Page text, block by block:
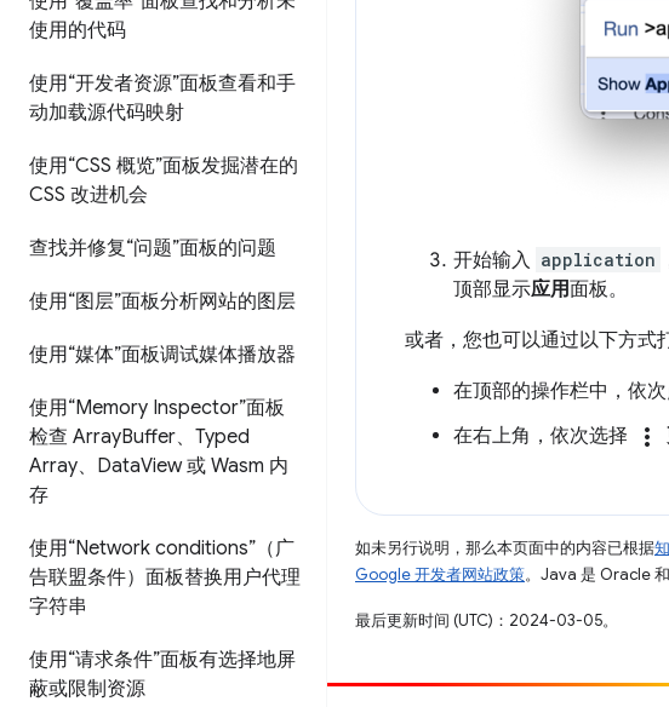
使用的代码
使用“开发者资源”面板查看和手
动加载源代码映射
使用“CSS 概览”面板发掘潜在的
CSS 改进机会
查找并修复“问题”面板的问题
使用“图层”面板分析网站的图层
使用“媒体”面板调试媒体播放器
使用“Memory Inspector”面板
检查 ArrayBuffer、Typed
Array、DataView 或 Wasm 内
存
使用“Network conditions”（广
告联盟条件）面板替换用户代理
字符串
使用“请求条件”面板有选择地屏
蔽或限制资源
开始输入 application
顶部显示应用面板。
或者，您也可以通过以下方式
在顶部的操作栏中，依
在右上角，依次选择
more_vert
如未另行说明，那么本页面中的内容已根据
Google 开发者网站政策。Java 是 Oracle
最后更新时间 (UTC)：2024-03-05。